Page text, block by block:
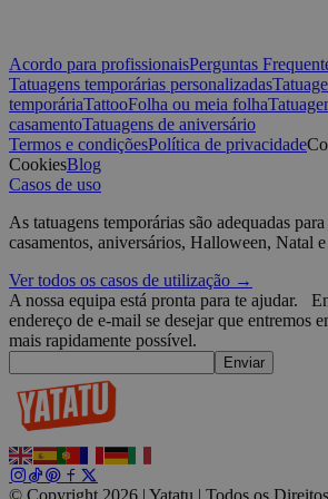
Acordo para profissionaisPerguntas
Tatuagens temporárias personalizadas
temporáriaTattooFolha ou meia folha
casamentoTatuagens de aniversário
Termos e condiçõesPolítica de privacidade
CookiesBlog
Casos de uso
As tatuagens temporárias são adequadas
casamentos, aniversários, Halloween, Natal
Ver todos os casos de utilização →
A nossa equipa está pronta para te ajudar.
endereço de e-mail se desejar que entremos
mais rapidamente possível.
Enviar
© Copyright 2026 | Yatatu | Todos os
_tt_enable_cookie
wordpress_test_cookie
Inc.
Google